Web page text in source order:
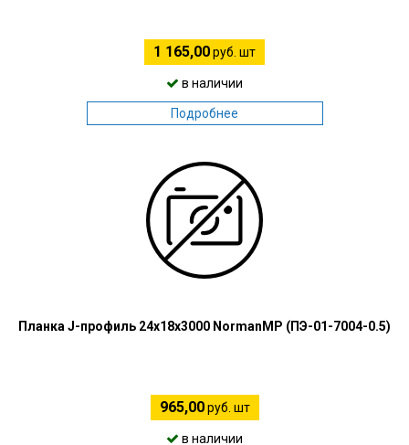
1 165,00руб. шт
в наличии
Подробнее
Планка J-профиль 24х18х3000 NormanMP (ПЭ-01-7004-0.5)
965,00руб. шт
в наличии